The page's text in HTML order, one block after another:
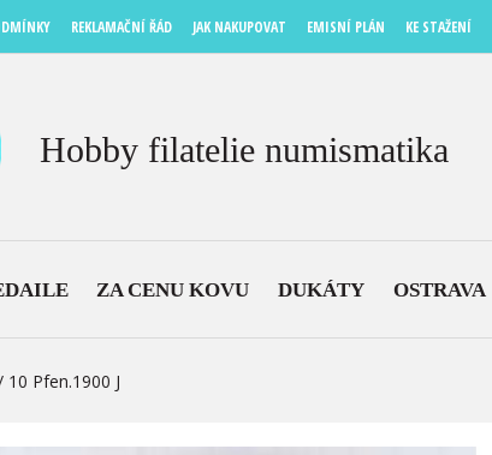
REKLAMAČNÍ ŘÁD JAK NAKUPOVAT EMISNÍ PLÁN KE STAŽENÍ
Hobby filatelie numismatika
ZA CENU KOVU DUKÁTY OSTRAVA
10 Pfen.1900 J